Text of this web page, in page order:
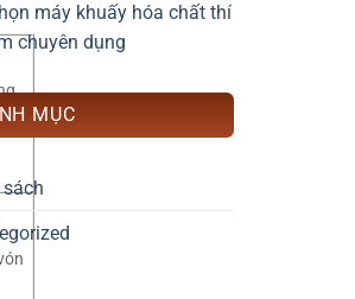
máy khuấy hóa chất thí
chuyên dụng
MỤC